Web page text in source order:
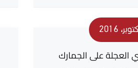
العجلة على الجمارك